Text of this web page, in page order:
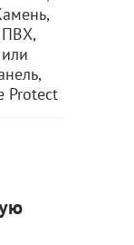
ПВХ,
Protect